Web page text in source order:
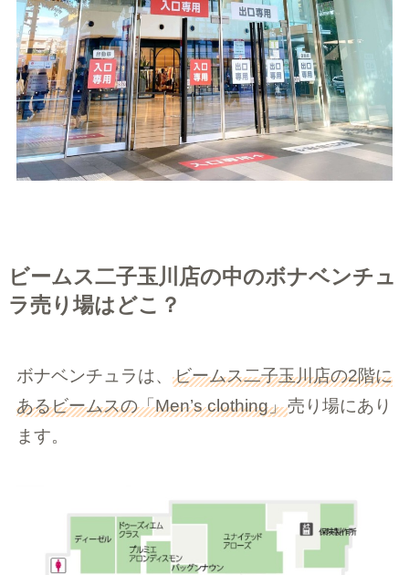
ビームス二子玉川店の中のボナベンチュ
ラ売り場はどこ？
ボナベンチュラは、 ビームス二子玉川店の2階に
あるビームスの「Men’s clothing」売り場にあり
ます。